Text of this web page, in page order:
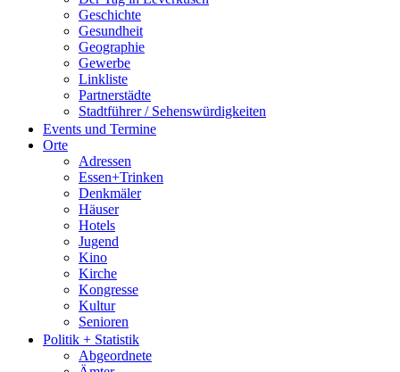
Geschichte
Gesundheit
Geographie
Gewerbe
Linkliste
Partnerstädte
Stadtführer / Sehenswürdigkeiten
Stadtplan
Sport
Who is who
Wohnen
Events und Termine
Orte
Adressen
Essen+Trinken
Denkmäler
Häuser
Hotels
Jugend
Kino
Kirche
Kongresse
Kultur
Senioren
Stadtführer
Straßen
Politik + Statistik
Abgeordnete